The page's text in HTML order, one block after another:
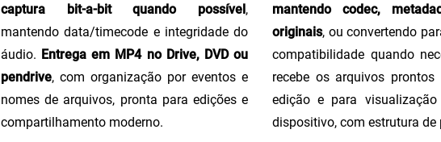
captura bit-a-bit quando possível,
mantendo data/timecode e integridade do
áudio. Entrega em MP4 no Drive, DVD ou
pendrive, com organização por eventos e
nomes de arquivos, pronta para edições e
compartilhamento moderno.
mantendo codec,
originais, ou convertendo
compatibilidade quando
recebe os arquivos
edição e para
dispositivo, com estrutura